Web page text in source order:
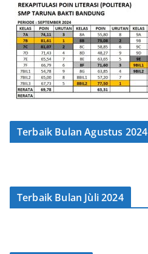
Terbaik Bulan Agustus 2024
Terbaik Bulan Jùli 2024